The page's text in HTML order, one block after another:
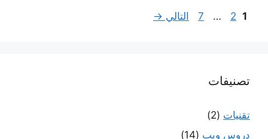
Page
1
Page
2
…
Page
7 التالي →
تصنيفات
تقنيات (2)
دروس ويب (14)